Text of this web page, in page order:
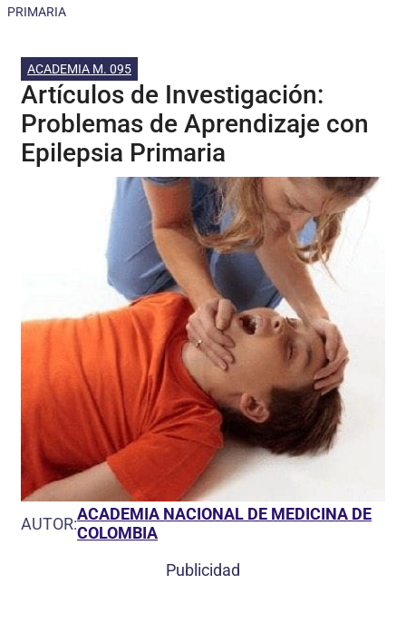
PRIMARIA
ACADEMIA M. 095
Artículos de Investigación:
Problemas de Aprendizaje con
Epilepsia Primaria
AUTOR:ACADEMIA NACIONAL DE MEDICINA DE
COLOMBIA
Publicidad